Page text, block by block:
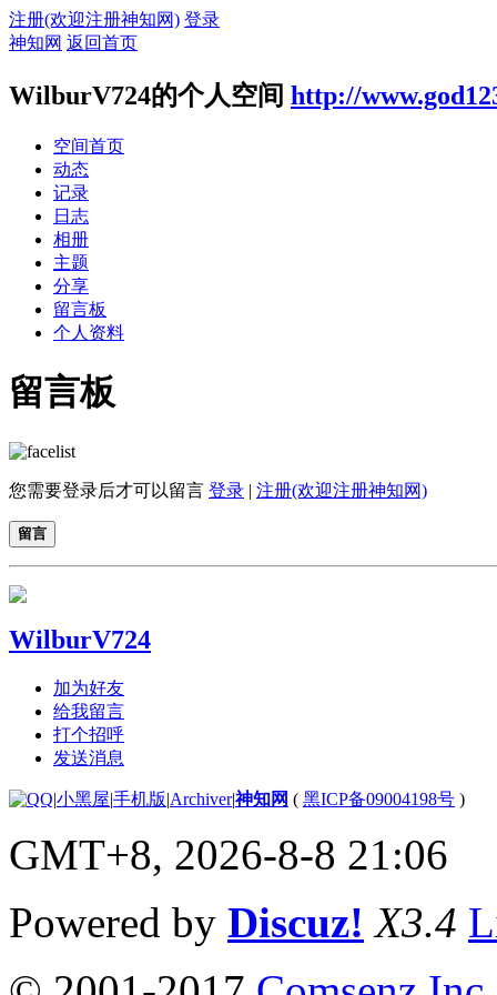
注册(欢迎注册神知网) 登录
神知网 返回首页
WilburV724的个人空间 http://
空间首页
动态
记录
日志
相册
主题
分享
留言板
个人资料
留言板
您需要登录后才可以留言 登录 | 注册(欢迎注册神知网)
留言
WilburV724
加为好友
给我留言
打个招呼
发送消息
|小黑屋|手机版|Archiver|神知网 ( 黑ICP备09004198号 )
GMT+8, 2026-8-8 21:06
Powered by Discuz! X3.4